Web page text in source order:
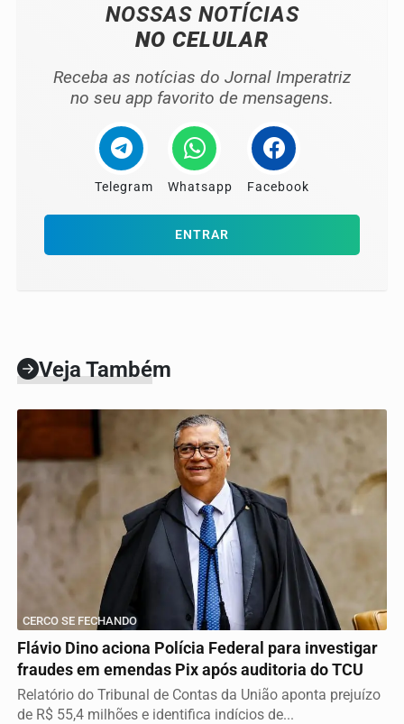
NOSSAS NOTÍCIAS
NO CELULAR
Receba as notícias do Jornal Imperatriz
no seu app favorito de mensagens.
Telegram Whatsapp Facebook
ENTRAR
Veja Também
CERCO SE FECHANDO
Flávio Dino aciona Polícia Federal para investigar
fraudes em emendas Pix após auditoria do TCU
Relatório do Tribunal de Contas da União aponta prejuízo
de R$ 55,4 milhões e identifica indícios de...